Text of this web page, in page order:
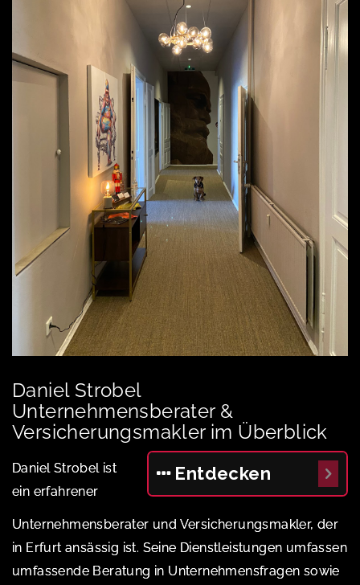
Daniel Strobel
Unternehmensberater &
Versicherungsmakler im Überblick
Entdecken
Daniel Strobel ist
ein erfahrener
Unternehmensberater und Versicherungsmakler, der
in Erfurt ansässig ist. Seine Dienstleistungen umfassen
umfassende Beratung in Unternehmensfragen sowie